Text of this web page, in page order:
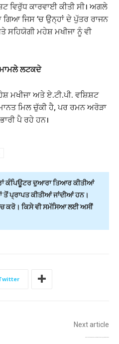
ਵਿਰੁੱਧ ਕਾਰਵਾਈ ਕੀਤੀ ਸੀ। ਅਗਲੇ
ਗਿਆ ਜਿਸ ‘ਚ ਉਨ੍ਹਾਂ ਦੇ ਪੁੱਤਰ ਰਾਜਨ
ਸਹਿਯੋਗੀ ਮਹੇਸ਼ ਮਖੀਜਾ ਨੂੰ ਵੀ
ਲਟਕਦੇ
ਮਖੀਜਾ ਅਤੇ ਏ.ਟੀ.ਪੀ. ਵਸ਼ਿਸ਼ਟ
ਮਿਲ ਚੁੱਕੀ ਹੈ, ਪਰ ਰਮਨ ਅਰੋੜਾ
ਪੈ ਰਹੇ ਹਨ।
ਕੰਪਿਊਟਰ ਦੁਆਰਾ ਤਿਆਰ ਕੀਤੀਆਂ
ਤੋਂ ਪ੍ਰਾਪਤ ਕੀਤੀਆਂ ਜਾਂਦੀਆਂ ਹਨ।
ਕਰੋ। ਕਿਸੇ ਵੀ ਸਮੱਸਿਆ ਲਈ ਅਸੀਂ
Next article